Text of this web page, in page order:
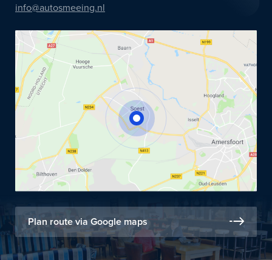
info@autosmeeing.nl
Plan route via Google maps